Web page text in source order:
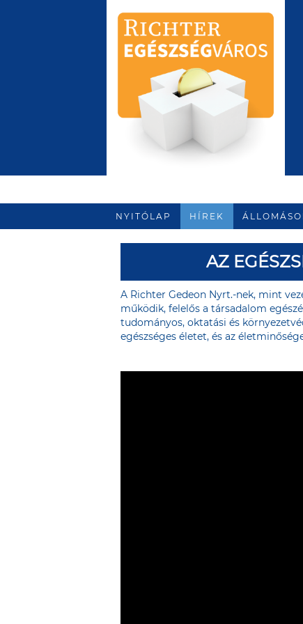
NYITÓLAP HÍREK
AZ
A Richter Gedeon Nyrt.-nek, mint
működik, felelős a társadalom
tudományos, oktatási és
egészséges életet, és az